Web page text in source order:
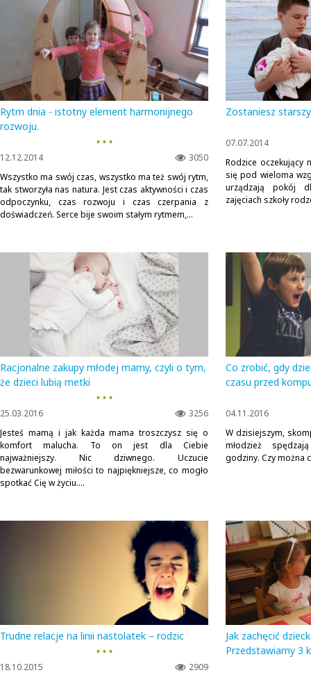
Rytm dnia - istotny element harmonijnego
rozwoju.
▪ ▪ ▪
3050
12.12.2014
Wszystko ma swój czas, wszystko ma też swój rytm,
tak stworzyła nas natura. Jest czas aktywności i czas
odpoczynku, czas rozwoju i czas czerpania z
doświadczeń. Serce bije swoim stałym rytmem,...
Zostaniesz
07.07.2014
Rodzice oczekujący
się pod wieloma
urządzają pokój
zajęciach szkoły
Racjonalne zakupy młodej mamy, czyli o tym,
że dzieci lubią metki
▪ ▪ ▪
3256
25.03.2016
Jesteś mamą i jak każda mama troszczysz się o
komfort malucha. To on jest dla Ciebie
najważniejszy. Nic dziwnego. Uczucie
bezwarunkowej miłości to najpiękniejsze, co mogło
spotkać Cię w życiu....
Co zrobić, gdy
czasu przed
04.11.2016
W dzisiejszym,
młodzież
godziny. Czy można
Trudne relacje na linii nastolatek – rodzic
▪ ▪ ▪
2909
18.10.2015
Jak zachęcić
Przedstawiamy 3